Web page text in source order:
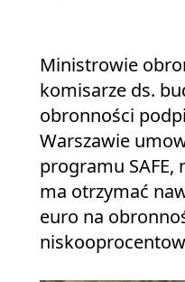
Ministrowie
komisarze ds.
obronności
Warszawie
programu SAFE,
ma otrzymać
euro na